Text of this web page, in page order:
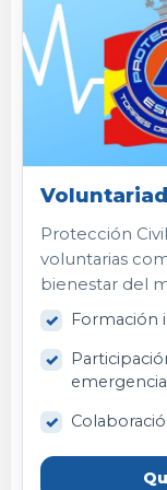
Protección
voluntarias
bienestar del
Formación